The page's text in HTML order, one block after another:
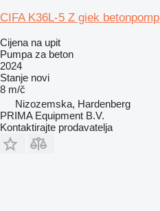
CIFA K36L-5 Z giek betonpomp
Cijena na upit
Pumpa za beton
2024
Stanje novi
8 m/č
Nizozemska, Hardenberg
PRIMA Equipment B.V.
Kontaktirajte prodavatelja